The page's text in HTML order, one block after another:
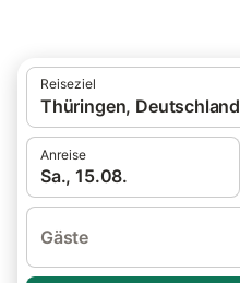
Reiseziel
Thüringen, Deutschland
Anreise
Sa., 15.08.
Gäste